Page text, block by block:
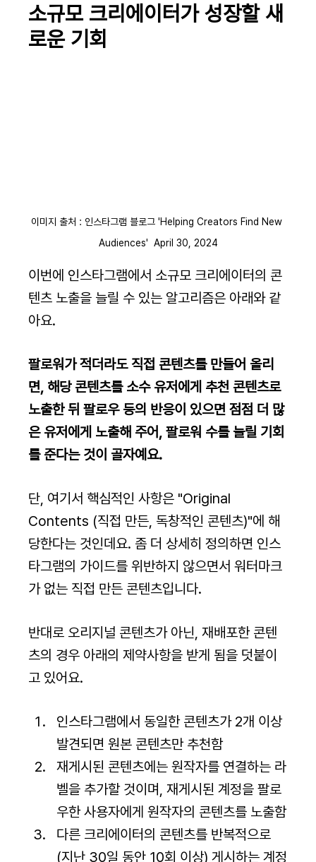
소규모 크리에이터가 성장할 새
로운 기회
이미지 출처 : 인스타그램 블로그 'Helping Creators Find New
Audiences'  April 30, 2024
이번에 인스타그램에서 소규모 크리에이터의 콘
텐츠 노출을 늘릴 수 있는 알고리즘은 아래와 같
아요.
팔로워가 적더라도 직접 콘텐츠를 만들어 올리
면, 해당 콘텐츠를 소수 유저에게 추천 콘텐츠로
노출한 뒤 팔로우 등의 반응이 있으면 점점 더 많
은 유저에게 노출해 주어, 팔로워 수를 늘릴 기회
를 준다는 것이 골자예요.
단, 여기서 핵심적인 사항은 "Original
Contents (직접 만든, 독창적인 콘텐츠)"에 해
당한다는 것인데요. 좀 더 상세히 정의하면 인스
타그램의 가이드를 위반하지 않으면서 워터마크
가 없는 직접 만든 콘텐츠입니다.
반대로 오리지널 콘텐츠가 아닌, 재배포한 콘텐
츠의 경우 아래의 제약사항을 받게 됨을 덧붙이
고 있어요.
인스타그램에서 동일한 콘텐츠가 2개 이상
발견되면 원본 콘텐츠만 추천함
재게시된 콘텐츠에는 원작자를 연결하는 라
벨을 추가할 것이며, 재게시된 계정을 팔로
우한 사용자에게 원작자의 콘텐츠를 노출함
다른 크리에이터의 콘텐츠를 반복적으로
(지난 30일 동안 10회 이상) 게시하는 계정